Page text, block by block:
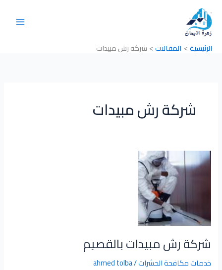
المحتوى
الرئيسية
المقالات شركة رش مبيدات
شركة رش مبيدات
شركة رش مبيدات بالقصيم
خدمات مكافحة الحشرات/
ahmed tolba
شركة
رش